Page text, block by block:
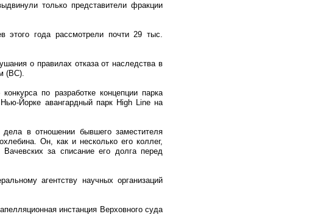
только представители фракции
этого года рассмотрели почти 29 тыс.
о правилах отказа от наследства в
(ВС).
по разработке концепции парка
Йорке авангардный парк High Line на
в отношении бывшего заместителя
Он, как и несколько его коллег,
за списание его долга перед
агентству научных организаций
инстанция Верховного суда